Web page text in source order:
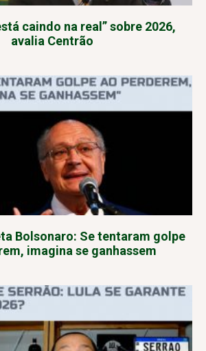
caindo na real” sobre 2026,
avalia Centrão
Bolsonaro: Se tentaram golpe
imagina se ganhassem